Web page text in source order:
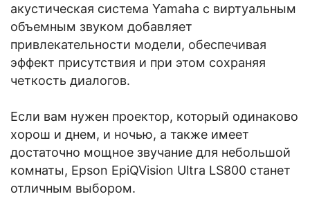
акустическая система Yamaha с виртуальным
объемным звуком добавляет
привлекательности модели, обеспечивая
эффект присутствия и при этом сохраняя
четкость диалогов.
Если вам нужен проектор, который одинаково
хорош и днем, и ночью, а также имеет
достаточно мощное звучание для небольшой
комнаты, Epson EpiQVision Ultra LS800 станет
отличным выбором.